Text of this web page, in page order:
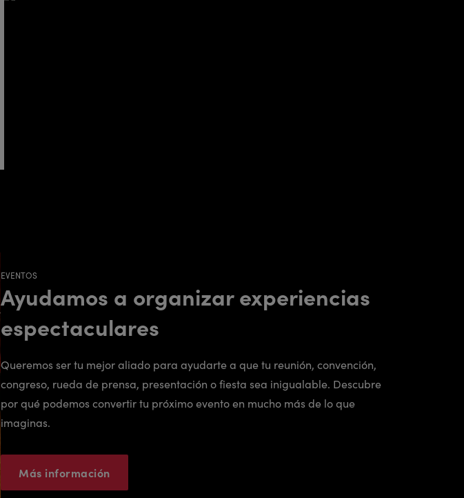
EVENTOS
Ayudamos a organizar experiencias
espectaculares
Queremos ser tu mejor aliado para ayudarte a que tu reunión, convención,
congreso, rueda de prensa, presentación o fiesta sea inigualable. Descubre
por qué podemos convertir tu próximo evento en mucho más de lo que
imaginas.
Más información